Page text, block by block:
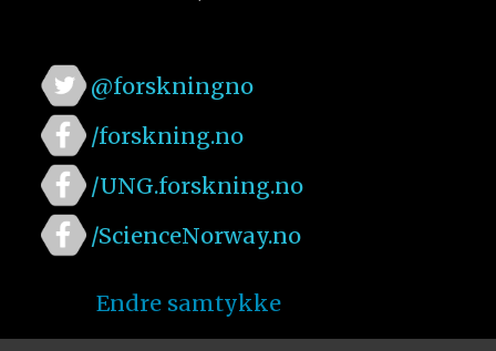
@forskningno
/forskning.no
/UNG.forskning.no
/ScienceNorway.no
Endre samtykke